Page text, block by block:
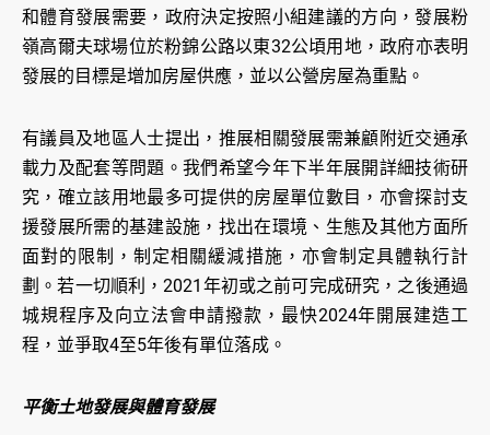
和體育發展需要，政府決定按照小組建議的方向，發展粉
嶺高爾夫球場位於粉錦公路以東32公頃用地，政府亦表明
發展的目標是增加房屋供應，並以公營房屋為重點。
有議員及地區人士提出，推展相關發展需兼顧附近交通承
載力及配套等問題。我們希望今年下半年展開詳細技術研
究，確立該用地最多可提供的房屋單位數目，亦會探討支
援發展所需的基建設施，找出在環境、生態及其他方面所
面對的限制，制定相關緩減措施，亦會制定具體執行計
劃。若一切順利，2021年初或之前可完成研究，之後通過
城規程序及向立法會申請撥款，最快2024年開展建造工
程，並爭取4至5年後有單位落成。
平衡土地發展與體育發展